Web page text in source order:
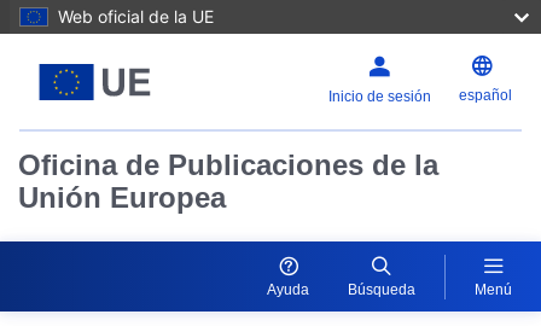
Web oficial de la UE
Inicio de sesión español
Oficina de Publicaciones de la
Unión Europea
Ayuda Búsqueda Menú